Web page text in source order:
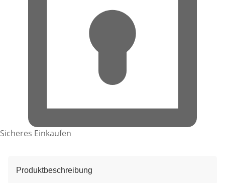
Sicheres Einkaufen
Produktbeschreibung